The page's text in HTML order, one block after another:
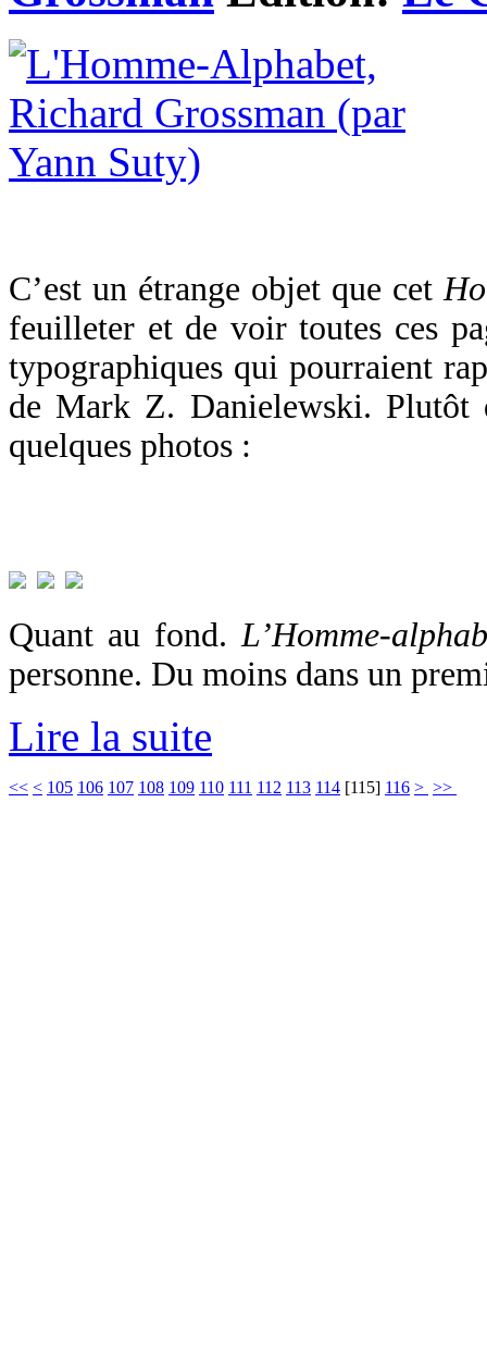
C’est un étrange objet que cet
feuilleter et de voir toutes ces
typographiques qui pourraient
de Mark Z. Danielewski. Plutôt
quelques photos :
Quant au fond. L’Homme-
personne. Du moins dans un
Lire la suite
<< < 105 106 107 108 109 110 111 112 113 114 [115] 116 > >>